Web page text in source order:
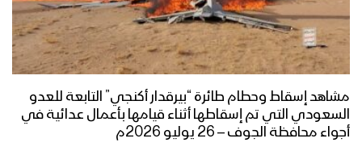
مشاهد إسقاط وحطام طائرة “بيرقدار أكنجي” التابعة للعدو
السعودي التي تم إسقاطها أثناء قيامها بأعمال عدائية في
أجواء محافظة الجوف – 26 يوليو 2026م